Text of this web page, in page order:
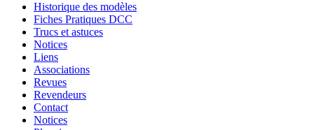
Historique des modèles
Fiches Pratiques DCC
Trucs et astuces
Notices
Liens
Associations
Revues
Revendeurs
Contact
Notices